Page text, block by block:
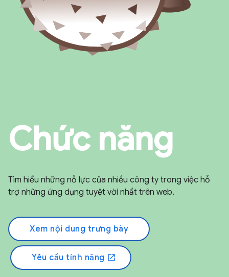
Chức năng
Tìm hiểu những nỗ lực của nhiều công ty trong việc hỗ
trợ những ứng dụng tuyệt vời nhất trên web.
Xem nội dung trưng bày
Yêu cầu tính năng open_in_new